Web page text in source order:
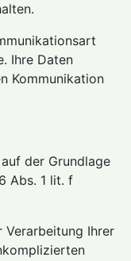
Ihre Daten
Kommunikation
der Grundlage
Abs. 1 lit. f
Verarbeitung Ihrer